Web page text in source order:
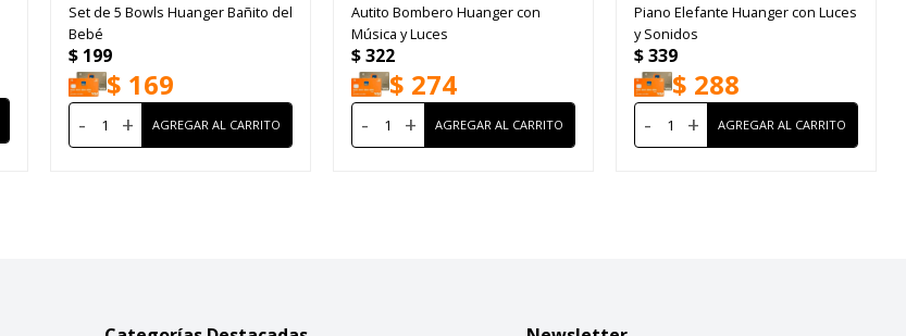
Set de 5 Bowls Huanger Bañito del
Bebé
$ 199
$ 169
- +
Autito Bombero Huanger con
Música y Luces
$322
$ 274
- +
Piano Elefante Huanger con Luces
y Sonidos
$339
$ 288
- +